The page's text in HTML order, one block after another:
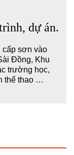
dự án.
cấp sơn vào
Đồng, Khu
trường học,
thể thao …